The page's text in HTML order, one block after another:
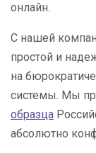
онлайн.
С нашей
простой и
на
системы. Мы
образца
абсолютно